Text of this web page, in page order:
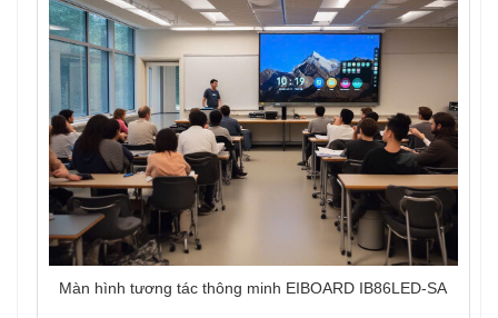
Màn hình tương tác thông minh EIBOARD IB86LED-SA